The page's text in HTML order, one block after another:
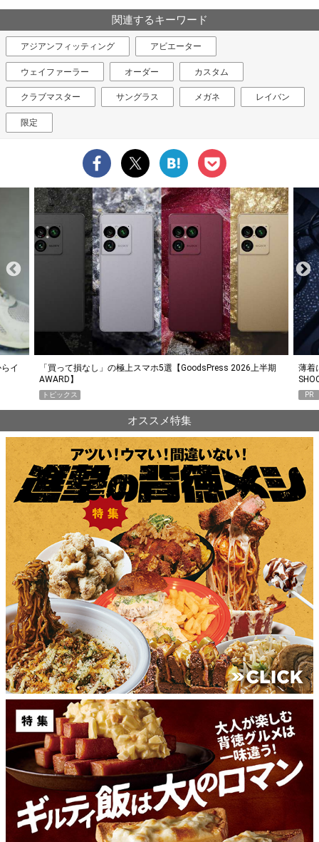
関連するキーワード
アジアンフィッティング アビエーター
ウェイファーラー オーダー カスタム
クラブマスター サングラス メガネ レイバン
限定
イ
「買って損なし」の極上スマホ5選【GoodsPress 2026上半期
AWARD】
トピックス
薄着
PR
オススメ特集